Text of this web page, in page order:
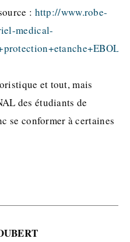
: http://www.robe-
medical-
et tout, mais
des étudiants de
se conformer à certaines